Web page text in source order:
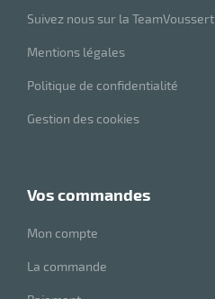
Suivez nous sur la TeamVoussert
Mentions légales
Politique de confidentialité
Gestion des cookies
vos commandes
Mon compte
La commande